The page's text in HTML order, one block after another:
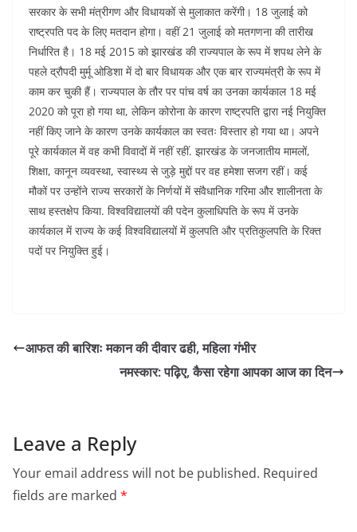
सरकार के सभी मंत्रीगण और विधायकों से मुलाकात करेंगी। 18 जुलाई को
राष्ट्रपति पद के लिए मतदान होगा। वहीं 21 जुलाई को मतगणना की तारीख
निर्धारित है। 18 मई 2015 को झारखंड की राज्यपाल के रूप में शपथ लेने के
पहले द्रौपदी मुर्मू ओडिशा में दो बार विधायक और एक बार राज्यमंत्री के रूप में
काम कर चुकी हैं। राज्यपाल के तौर पर पांच वर्ष का उनका कार्यकाल 18 मई
2020 को पूरा हो गया था, लेकिन कोरोना के कारण राष्ट्रपति द्वारा नई नियुक्ति
नहीं किए जाने के कारण उनके कार्यकाल का स्वतः विस्तार हो गया था। अपने
पूरे कार्यकाल में वह कभी विवादों में नहीं रहीं. झारखंड के जनजातीय मामलों,
शिक्षा, कानून व्यवस्था, स्वास्थ्य से जुड़े मुद्दों पर वह हमेशा सजग रहीं। कई
मौकों पर उन्होंने राज्य सरकारों के निर्णयों में संवैधानिक गरिमा और शालीनता के
साथ हस्तक्षेप किया. विश्वविद्यालयों की पदेन कुलाधिपति के रूप में उनके
कार्यकाल में राज्य के कई विश्वविद्यालयों में कुलपति और प्रतिकुलपति के रिक्त
पदों पर नियुक्ति हुई।
आफत की बारिशः मकान की दीवार ढही, महिला गंभीर
नमस्कार: पढ़िए, कैसा रहेगा आपका आज का दिन
Leave a Reply
Your email address will not be published. Required
fields are marked *